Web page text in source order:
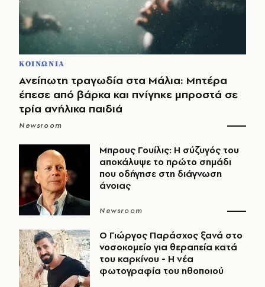
ΚΟΙΝΩΝΙΑ
Ανείπωτη τραγωδία στα Μάλια: Μητέρα
έπεσε από βάρκα και πνίγηκε μπροστά σε
τρία ανήλικα παιδιά
Newsroom
Μπρους Γουίλις: Η σύζυγός του
αποκάλυψε το πρώτο σημάδι
που οδήγησε στη διάγνωση
άνοιας
Newsroom
O Γιώργος Παράσχος ξανά στο
νοσοκομείο για θεραπεία κατά
του καρκίνου - Η νέα
φωτογραφία του ηθοποιού